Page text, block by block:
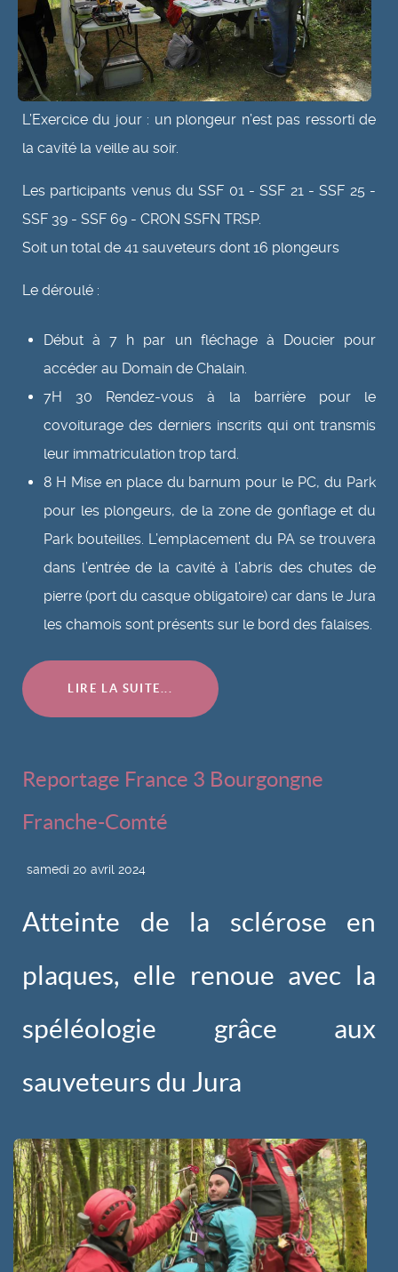
L’Exercice du jour : un plongeur n’est pas ressorti de
la cavité la veille au soir.
Les participants venus du SSF 01 - SSF 21 - SSF 25 -
SSF 39 - SSF 69 - CRON SSFN TRSP.
Soit un total de 41 sauveteurs dont 16 plongeurs
Le déroulé :
Début à 7 h par un fléchage à Doucier pour
accéder au Domain de Chalain.
7H 30 Rendez-vous à la barrière pour le
covoiturage des derniers inscrits qui ont transmis
leur immatriculation trop tard.
8 H Mise en place du barnum pour le PC, du Park
pour les plongeurs, de la zone de gonflage et du
Park bouteilles. L’emplacement du PA se trouvera
dans l’entrée de la cavité à l’abris des chutes de
pierre (port du casque obligatoire) car dans le Jura
les chamois sont présents sur le bord des falaises.
LIRE LA SUITE...
Reportage France 3 Bourgongne
Franche-Comté
samedi 20 avril 2024
Atteinte de la sclérose en
plaques, elle renoue avec la
spéléologie grâce aux
sauveteurs du Jura